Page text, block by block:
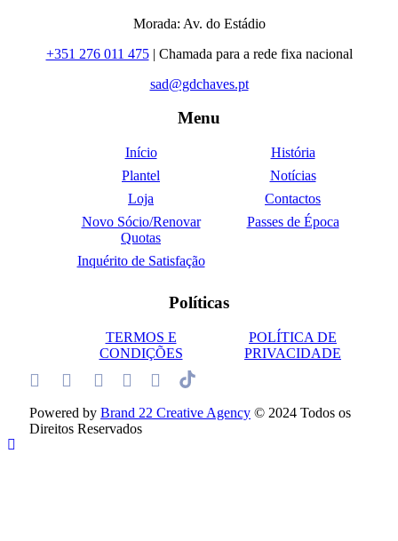
Morada: Av. do Estádio
+351 276 011 475| Chamada para a rede fixa nacional
sad@gdchaves.pt
Menu
Início
História
Plantel
Notícias
Loja
Contactos
Novo Sócio/Renovar
Quotas
Passes de Época
Inquérito de Satisfação
Políticas
TERMOS E
CONDIÇÕES
POLÍTICA DE
PRIVACIDADE
Powered by Brand 22 Creative Agency © 2024 Todos os
Direitos Reservados